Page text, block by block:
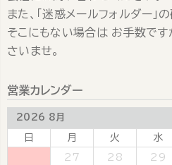
また、「迷惑メールフォルダー」
そこにもない場合は お手数です
さいませ。
営業カレンダー
2026 8月
日 月 火 水
27 28 29